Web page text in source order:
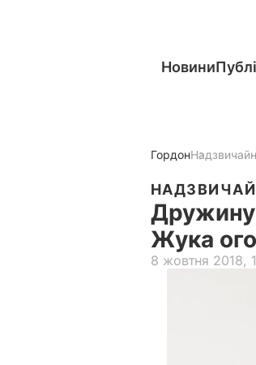
Новини
Гордон
Дружину
Жука
8 жовтня 2018,